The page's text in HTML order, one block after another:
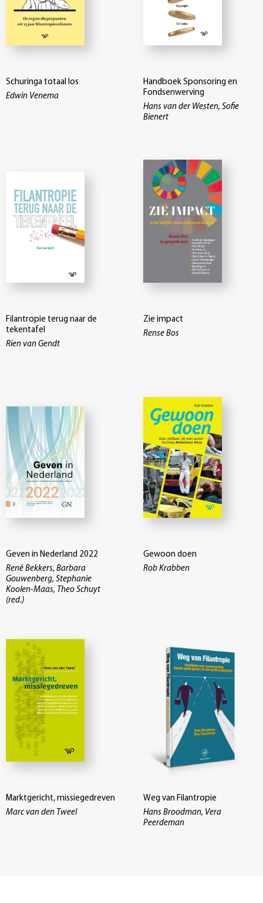
Schuringa totaal los
Edwin Venema
Handboek Sponsoring en
Fondsenwerving
Hans van der Westen, Sofie
Bienert
Filantropie terug naar de
tekentafel
Rien van Gendt
Zie impact
Rense Bos
Geven in Nederland 2022
René Bekkers, Barbara
Gouwenberg, Stephanie
Koolen-Maas, Theo Schuyt
(red.)
Gewoon doen
Rob Krabben
Marktgericht, missiegedreven
Marc van den Tweel
Weg van Filantropie
Hans Broodman, Vera
Peerdeman